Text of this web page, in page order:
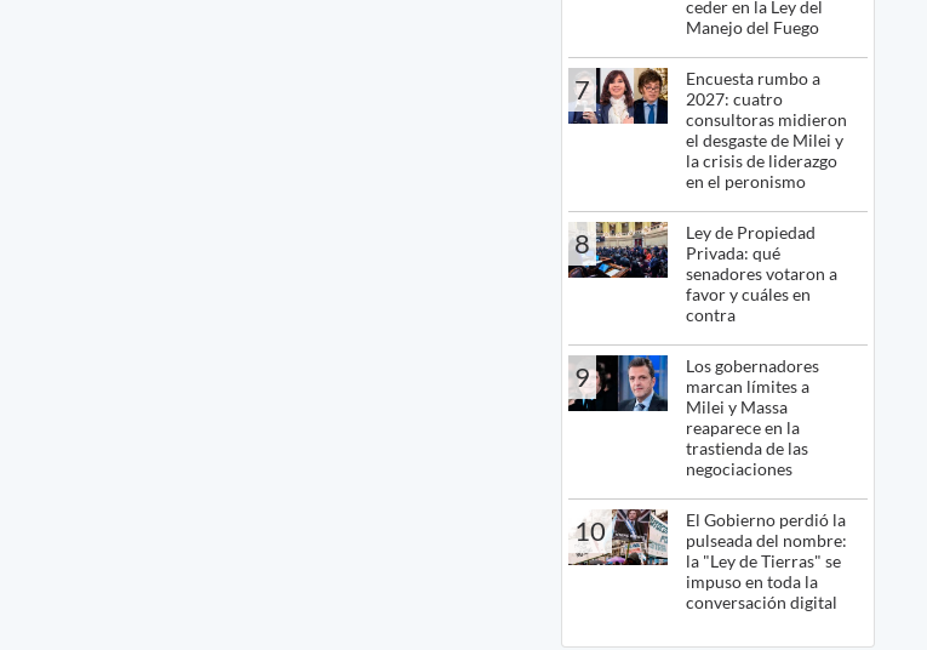
ceder en la Ley del
Manejo del Fuego
7
Encuesta rumbo a
2027: cuatro
consultoras midieron
el desgaste de Milei y
la crisis de liderazgo
en el peronismo
8
Ley de Propiedad
Privada: qué
senadores votaron a
favor y cuáles en
contra
9
Los gobernadores
marcan límites a
Milei y Massa
reaparece en la
trastienda de las
negociaciones
10
El Gobierno perdió la
pulseada del nombre:
la "Ley de Tierras" se
impuso en toda la
conversación digital